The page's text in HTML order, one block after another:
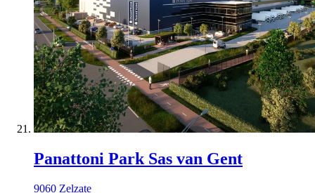
Panattoni Park Sas van Gent
9060 Zelzate